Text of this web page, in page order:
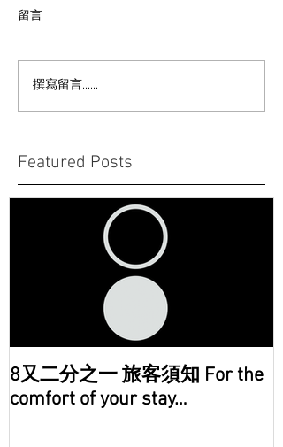
留言
撰寫留言......
Featured Posts
8又二分之一 旅客須知 For the
comfort of your stay…